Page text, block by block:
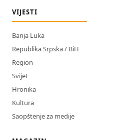
VIJESTI
Banja Luka
Republika Srpska / BiH
Region
Svijet
Hronika
Kultura
Saopštenje za medije